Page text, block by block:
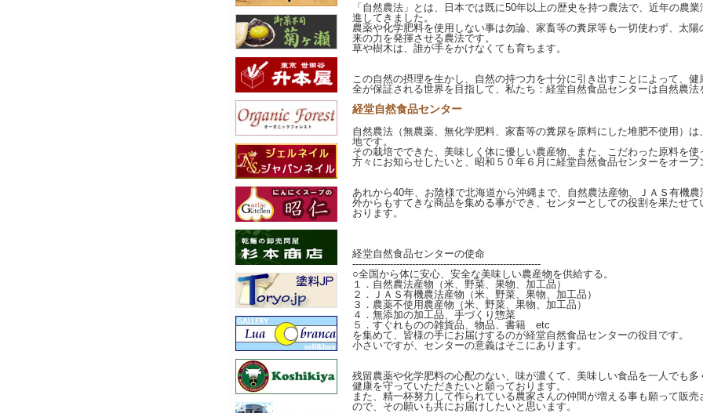
「自然農法」とは、日本では既に50年以上の歴史を持つ農法で、近年の農
進してきました。
農薬や化学肥料を使用しない事は勿論、家畜等の糞尿等も一切使わず、太
来の力を発揮させる農法です。
草や樹木は、誰が手をかけなくても育ちます。
この自然の摂理を生かし、自然の持つ力を十分に引き出すことによって、
全が保証される世界を目指して、私たち：経堂自然食品センターは自然農法
経堂自然食品センター
自然農法（無農薬、無化学肥料、家畜等の糞尿を原料にした堆肥不使用）
地です。
その栽培でできた、美味しく体に優しい農産物、また、こだわった原料を
方々にお知らせしたいと、昭和５０年６月に経堂自然食品センターをオープ
あれから40年、お陰様で北海道から沖縄まで、自然農法産物、ＪＡＳ有機
外からもすてきな商品を集める事ができ、センターとしての役割を果たせ
おります。
経堂自然食品センターの使命
------------------------------------------------------------
○全国から体に安心、安全な美味しい農産物を供給する。
１．自然農法産物（米、野菜、果物、加工品）
２．ＪＡＳ有機農法産物（米、野菜、果物、加工品）
３．農薬不使用農産物（米、野菜、果物、加工品）
４．無添加の加工品、手づくり惣菜
５．すぐれものの雑貨品、物品、書籍 etc
を集めて、皆様の手にお届けするのが経堂自然食品センターの役目です。
小さいですが、センターの意義はそこにあります。
残留農薬や化学肥料の心配のない、味が濃くて、美味しい食品を一人でも多
健康を守っていただきたいと願っております。
また、精一杯努力して作られている農家さんの仲間が増える事も願って販
ので、その願いも共にお届けしたいと思います。